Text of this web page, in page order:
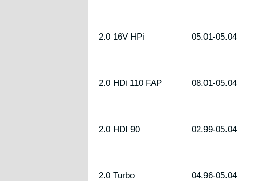
2.0 16V HPi 05.01-05.04
2.0 HDi 110 FAP 08.01-05.04
2.0 HDI 90 02.99-05.04
2.0 Turbo 04.96-05.04